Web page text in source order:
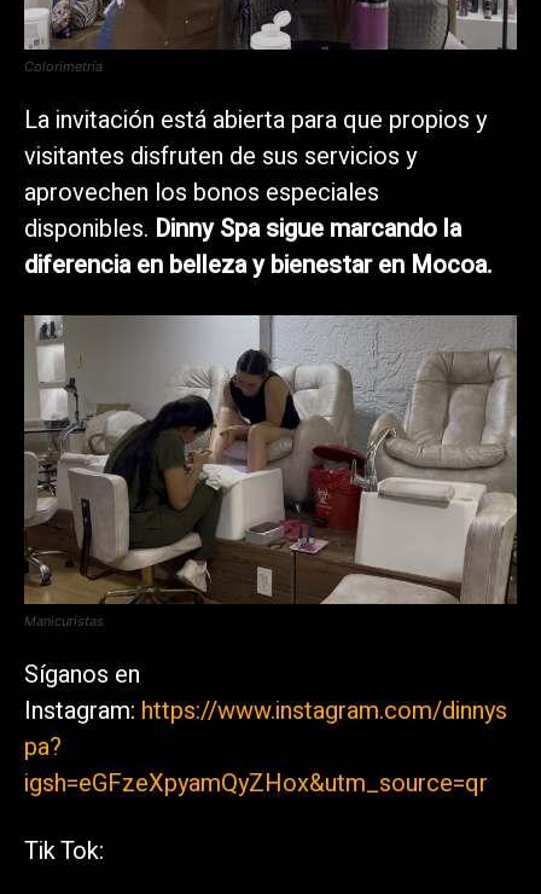
Colorimetría
La invitación está abierta para que propios y
visitantes disfruten de sus servicios y
aprovechen los bonos especiales
disponibles. Dinny Spa sigue marcando la
diferencia en belleza y bienestar en Mocoa.
Manicuristas
Síganos en
Instagram: https://www.instagram.com/dinnys
pa?
igsh=eGFzeXpyamQyZHox&utm_source=qr
Tik Tok: